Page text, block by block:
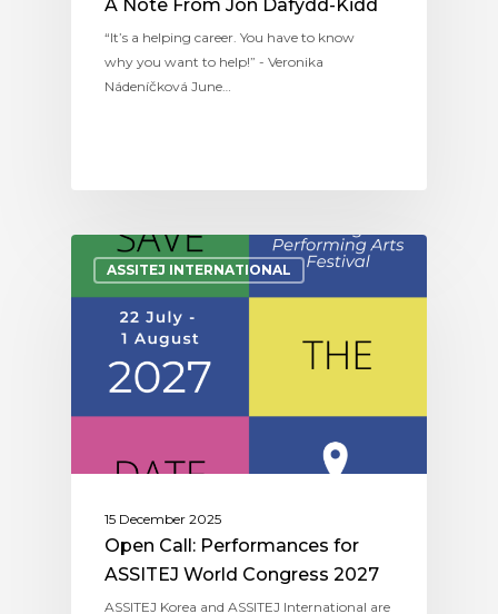
A Note From Jon Dafydd-Kidd
“It’s a helping career. You have to know
why you want to help!” - Veronika
Nádeníčková June…
ASSITEJ INTERNATIONAL
15 December 2025
Open Call: Performances for
ASSITEJ World Congress 2027
ASSITEJ Korea and ASSITEJ International are